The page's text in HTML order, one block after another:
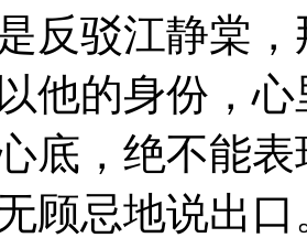
反驳江静棠
他的身份，
底，绝不能
顾忌地说出口